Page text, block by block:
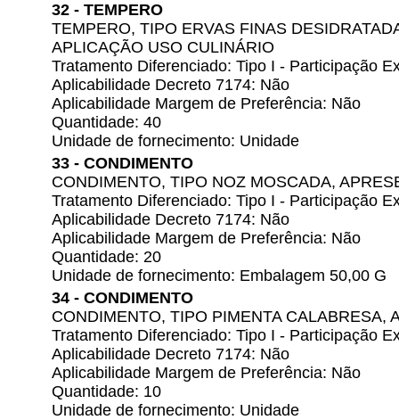
32 - TEMPERO
TEMPERO, TIPO ERVAS FINAS
APLICAÇÃO USO CULINÁRIO
Tratamento Diferenciado: Tipo I - Participação
Aplicabilidade Decreto 7174: Não
Aplicabilidade Margem de Preferência: Não
Quantidade: 40
Unidade de fornecimento: Unidade
33 - CONDIMENTO
CONDIMENTO, TIPO NOZ MOSCADA,
Tratamento Diferenciado: Tipo I - Participação
Aplicabilidade Decreto 7174: Não
Aplicabilidade Margem de Preferência: Não
Quantidade: 20
Unidade de fornecimento: Embalagem 50,00 G
34 - CONDIMENTO
CONDIMENTO, TIPO PIMENTA CALABRESA,
Tratamento Diferenciado: Tipo I - Participação
Aplicabilidade Decreto 7174: Não
Aplicabilidade Margem de Preferência: Não
Quantidade: 10
Unidade de fornecimento: Unidade